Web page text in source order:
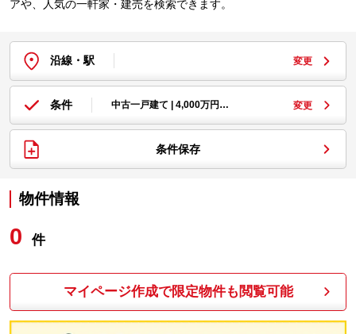
アや、人気の一軒家・建売を検索できます。
沿線・駅 変更
条件 中古一戸建て | 4,000万円… 変更
条件保存
物件情報
0 件
マイページ作成で限定物件も閲覧可能